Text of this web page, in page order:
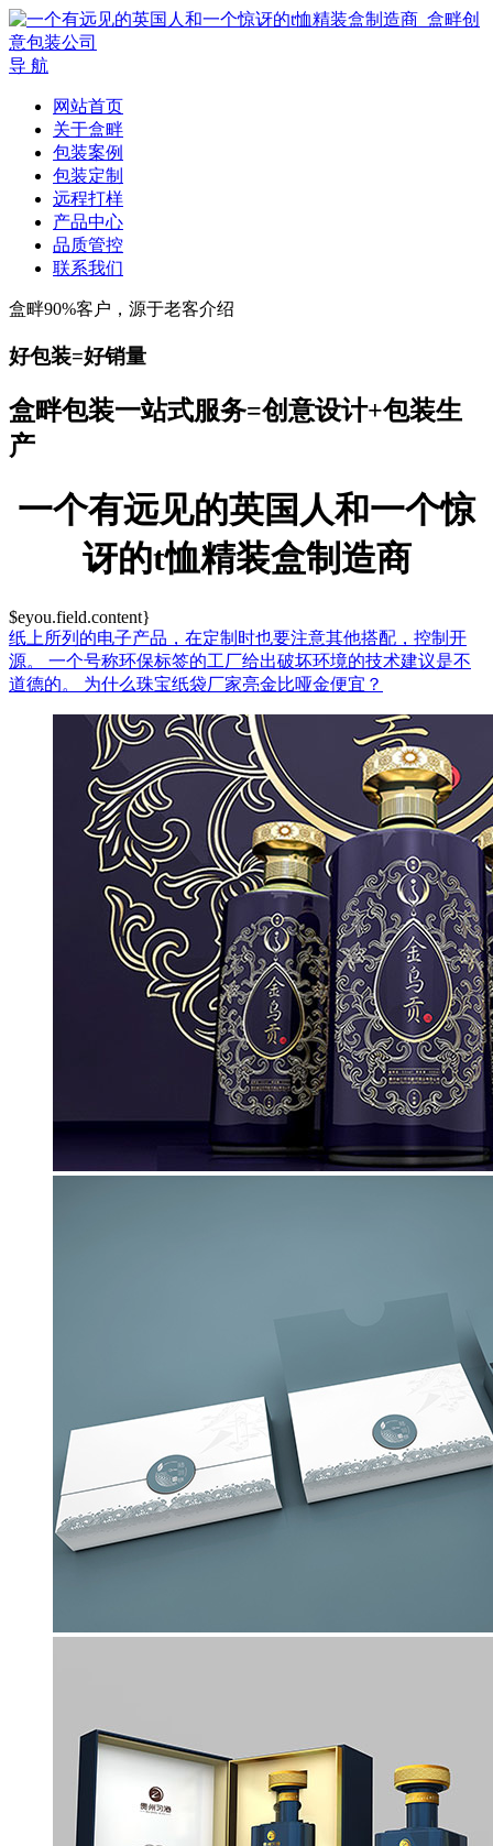
导 航
网站首页
关于盒畔
包装案例
包装定制
远程打样
产品中心
品质管控
联系我们
盒畔90%客户，源于老客介绍
好包装=好销量
盒畔包装一站式服务=创意设计+包装生
产
一个有远见的英国人和一个惊
讶的t恤精装盒制造商
$eyou.field.content}
纸上所列的电子产品，在定制时也要注意其他搭配，控制开
源。 一个号称环保标签的工厂给出破坏环境的技术建议是不
道德的。 为什么珠宝纸袋厂家亮金比哑金便宜？